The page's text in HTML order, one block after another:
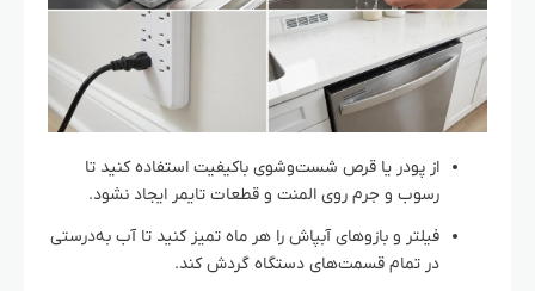
از پودر یا قرص شست‌وشوی باکیفیت استفاده کنید تا
رسوب و جرم روی المنت و قطعات تایمر ایجاد نشود.
فیلتر و بازوهای آبپاش را هر ماه تمیز کنید تا آب به‌درستی
در تمام قسمت‌های دستگاه گردش کند.